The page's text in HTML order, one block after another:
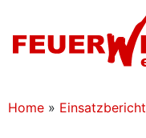
Home » Einsatzbericht